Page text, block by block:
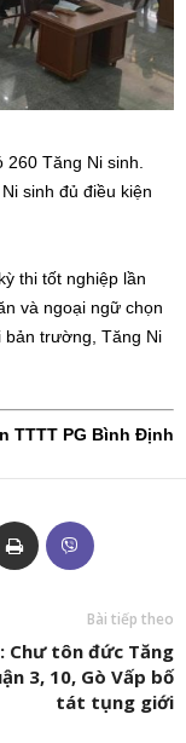
Tăng Ni sinh.
sinh đủ điều kiện
thi tốt nghiệp lần
và ngoại ngữ chọn
bản trường, Tăng Ni
TTTT PG Bình Định
Bài tiếp theo
Chư tôn đức Tăng
3, 10, Gò Vấp bố
tát tụng giới